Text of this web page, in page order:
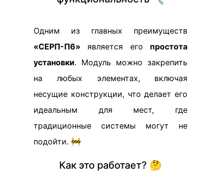
Одним из главных преимуществ
«СЕРП-П6» является его простота
установки. Модуль можно закрепить
на любых элементах, включая
несущие конструкции, что делает его
идеальным для мест, где
традиционные системы могут не
подойти. 🚧
Как это работает? 🤔